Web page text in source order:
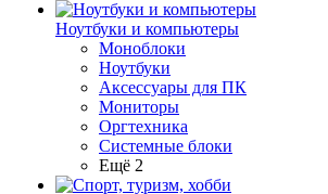
Ноутбуки и компьютеры
Моноблоки
Ноутбуки
Аксессуары для ПК
Мониторы
Оргтехника
Системные блоки
Ещё 2